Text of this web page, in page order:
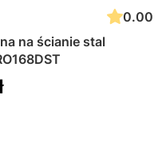
0.00
na ścianie stal